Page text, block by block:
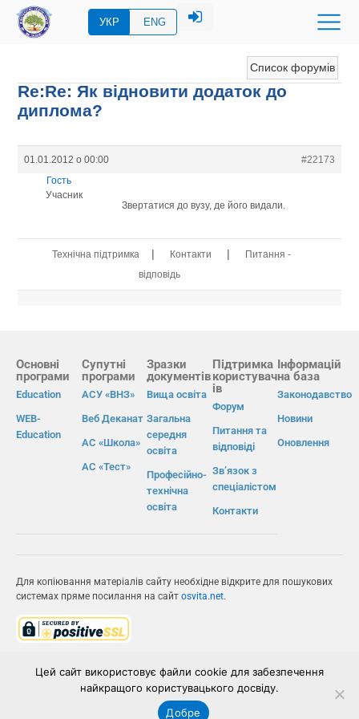
УКР ENG
Список форумів
Re:Re: Як відновити додаток до
диплома?
01.01.2012 о 00:00
#22173
Гость
Учасник
Звертатися до вузу, де його видали.
Технічна підтримка | Контакти |
Питання -
відповідь
Основні
програми
Education
WEB-
Education
Супутні
програми
АСУ «ВНЗ»
Веб Деканат
АС «Школа»
АС «Тест»
Зразки
документів
Вища освіта
Загальна
середня
освіта
Професійно-
технічна
освіта
Підтримка
користувач
ів
Форум
Питання та
відповіді
Зв’язок з
спеціалістом
Контакти
Інформацій
на база
Законодавство
Новини
Оновлення
Для копіювання матеріалів сайту необхідне відкрите для пошукових
системах пряме посилання на сайт osvita.net.
ІВС «ОСВІТА»
Цей сайт використовує файли cookie для забезпечення
найкращого користувацького досвіду.
Добре